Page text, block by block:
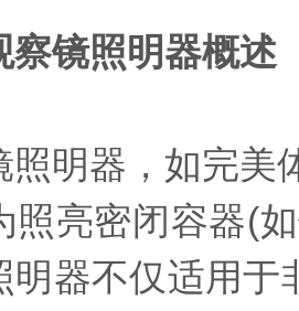
察镜照明器概述
器，如完美体
照亮密闭容器(
明器不仅适用